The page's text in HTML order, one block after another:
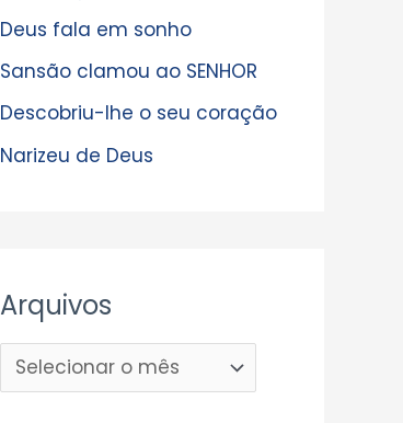
Deus fala em sonho
Sansão clamou ao SENHOR
Descobriu-lhe o seu coração
Narizeu de Deus
Arquivos